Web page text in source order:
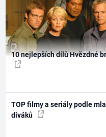
10 nejlepších dílů Hvězdné
TOP filmy a seriály podle
diváků